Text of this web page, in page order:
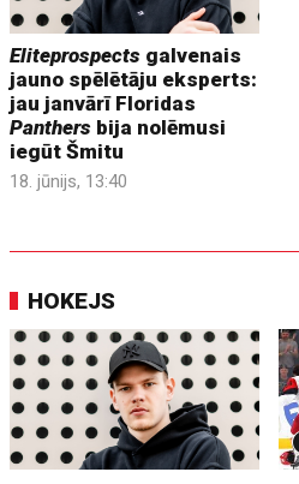
Eliteprospects galvenais
jauno spēlētāju eksperts:
jau janvārī Floridas
Panthers bija nolēmusi
iegūt Šmitu
18. jūnijs, 13:40
HOKEJS